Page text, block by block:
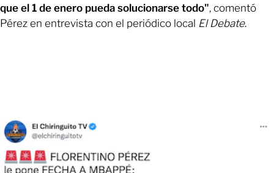
que el 1 de enero pueda solucionarse todo", comentó
Pérez en entrevista con el periódico local El Debate.